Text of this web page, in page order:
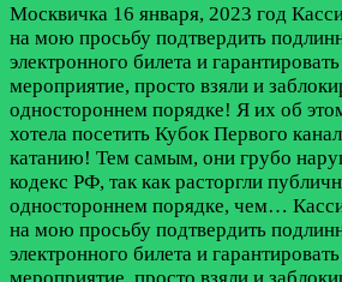
Москвичка 16 января, 2023 год
на мою просьбу подтвердить
электронного билета и
мероприятие, просто взяли и
одностороннем порядке! Я их об
хотела посетить Кубок Первого
катанию! Тем самым, они грубо
кодекс РФ, так как расторгли
одностороннем порядке, чем…
на мою просьбу подтвердить
электронного билета и